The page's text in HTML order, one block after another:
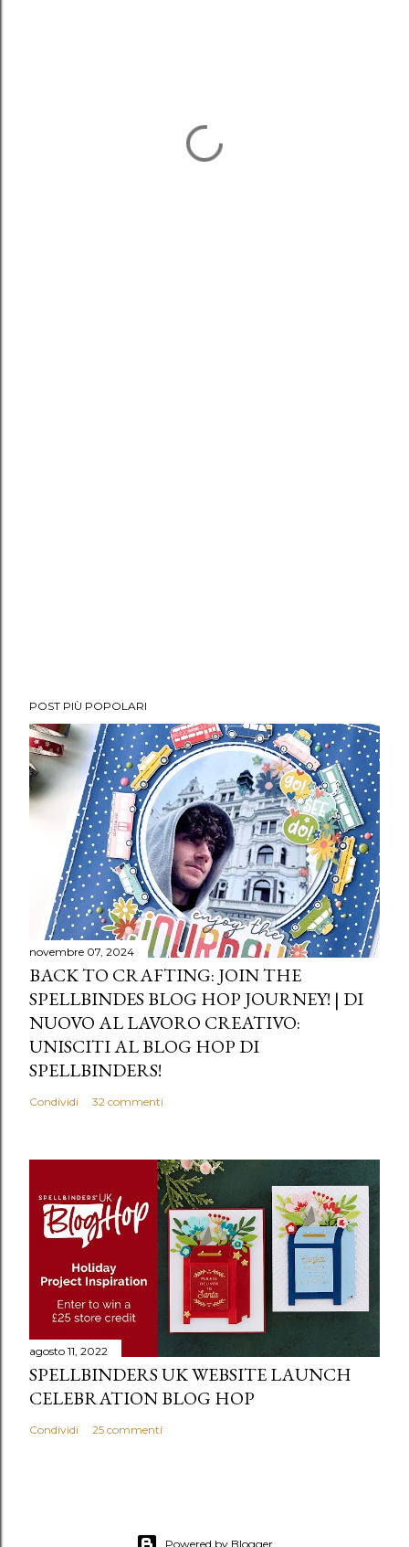
POST PIÙ POPOLARI
novembre 07, 2024
BACK TO CRAFTING: JOIN THE
SPELLBINDES BLOG HOP JOURNEY! | DI
NUOVO AL LAVORO CREATIVO:
UNISCITI AL BLOG HOP DI
SPELLBINDERS!
Condividi 32 commenti
agosto 11, 2022
SPELLBINDERS UK WEBSITE LAUNCH
CELEBRATION BLOG HOP
Condividi 25 commenti
Powered by Blogger